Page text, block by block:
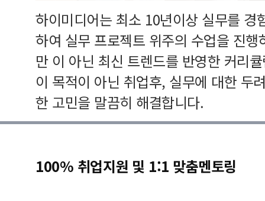
하이미디어는 최소 10년이상 실무를 경
하여 실무 프로젝트 위주의 수업을 진
만 이 아닌 최신 트렌드를 반영한 커리
이 목적이 아닌 취업후, 실무에 대한 두
한 고민을 말끔히 해결합니다.
100% 취업지원 및 1:1 맞춤멘토링